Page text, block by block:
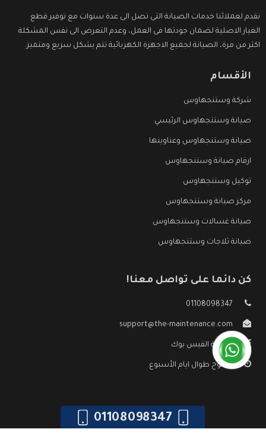
نقدم لعملائنا خدمات الصيانة التى تصل الى عدة سنوات مع توفير قطع
الغيار الاصلية لضمان جودتها فى العمل، وعدم التعرض الى نفس المشكلة
اكثر من مرة، الصيانة لجميع الاجهزة الكهربائية تتم بشكل سريع ومتميز.
الأقسام
شركة وستنجهاوس
صيانة وستنجهاوس الرئيسي
صيانة وستنجهاوس وعناوينها
ارقام صيانة وستنجهاوس
توكيل وستنجهاوس
مركز صيانة وستنجهاوس
صيانة غسالات وستنجهاوس
صيانة ثلاجات وستنجهاوس
كن دائما على تواصل معنا!
01108098347
support@the-maintenance.com
صفحة الفيس بوك
مفتوح طوال ايام الأسبوع
01108098347